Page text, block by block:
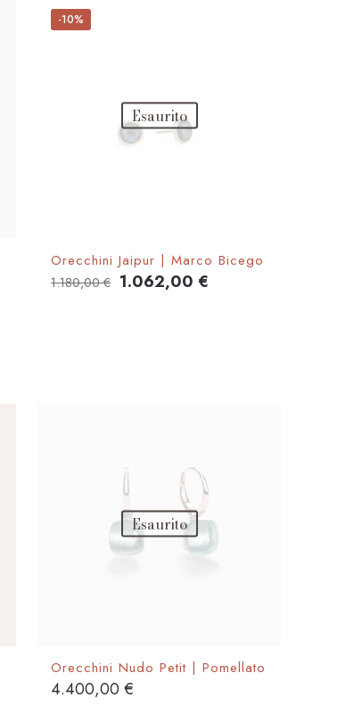
-10%
Esaurito
Orecchini Jaipur | Marco Bicego
1.180,00€ Il
1.062,00 €
Esaurito
Orecchini Nudo Petit | Pomellato
4.400,00€